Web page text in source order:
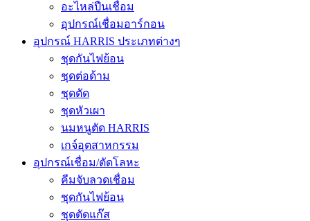
อะไหล่ปืนเชื่อม
อุปกรณ์เชื่อมอาร์กอน
อุปกรณ์ HARRIS ประเภทต่างๆ
ชุดกันไฟย้อน
ชุดต่อด้าม
ชุดตัด
ชุดหัวเผา
นมหนูตัด HARRIS
เกจ์อุตสาหกรรม
อุปกรณ์เชื่อม/ตัดโลหะ
คีมจับลวดเชื่อม
ชุดกันไฟย้อน
ชุดตัดแก๊ส